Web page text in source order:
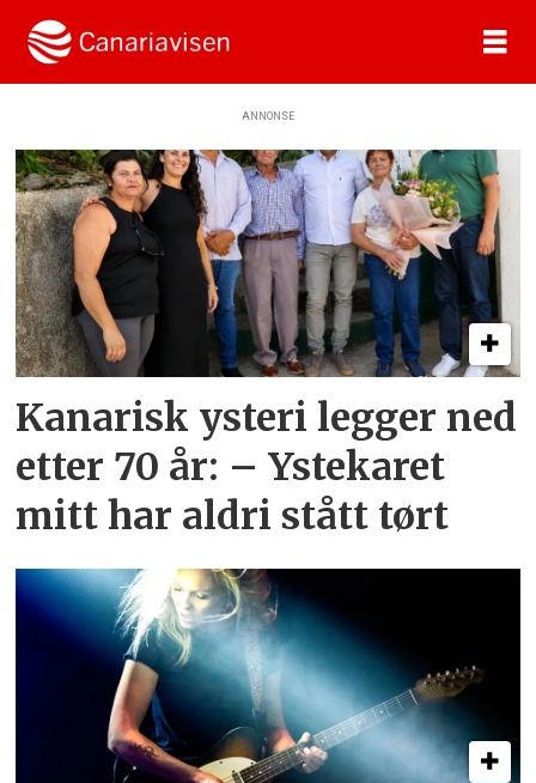
Tag:
kultur
ANNONSE
Kanarisk ysteri legger ned
etter 70 år: – Ystekaret
mitt har aldri stått tørt